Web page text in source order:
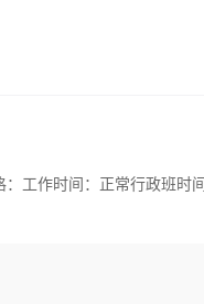
工作时间：正常行政班时间